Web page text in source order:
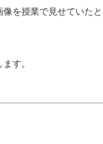
を授業で見せていたと
す。